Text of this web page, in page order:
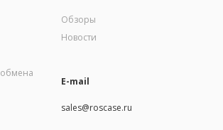
обмена
Обзоры
Новости
E-mail
sales@roscase.ru